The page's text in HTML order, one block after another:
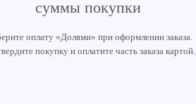
суммы покупки
оплату «Долями» при оформлении заказа.
покупку и оплатите часть заказа картой.